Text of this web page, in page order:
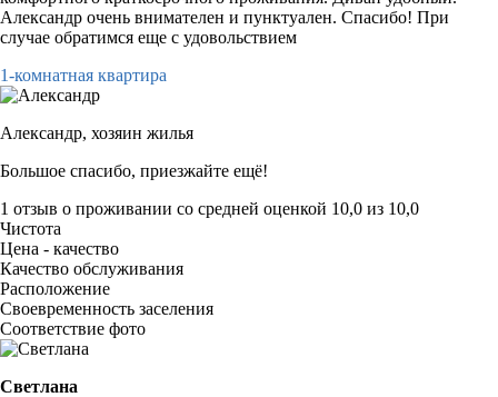
Александр очень внимателен и пунктуален. Спасибо! При
случае обратимся еще с удовольствием
1-комнатная квартира
Александр, хозяин жилья
Большое спасибо, приезжайте ещё!
1 отзыв о проживании со средней оценкой 10,0 из 10,0
Чистота
Цена - качество
Качество обслуживания
Расположение
Своевременность заселения
Соответствие фото
Светлана